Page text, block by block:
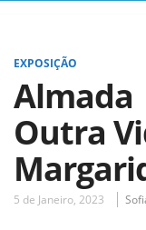
EXPOSIÇÃO
Almada
Outra
5 de Janeiro, 2023